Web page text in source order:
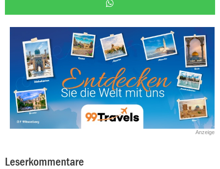
Anzeige
Leserkommentare